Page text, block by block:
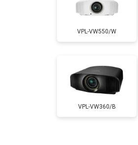
VPL-VW550/W
VPL-VW360/B